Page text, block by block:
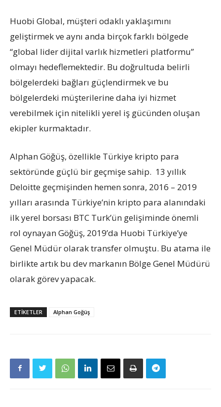
Huobi Global, müşteri odaklı yaklaşımını
geliştirmek ve aynı anda birçok farklı bölgede
“global lider dijital varlık hizmetleri platformu”
olmayı hedeflemektedir. Bu doğrultuda belirli
bölgelerdeki bağları güçlendirmek ve bu
bölgelerdeki müşterilerine daha iyi hizmet
verebilmek için nitelikli yerel iş gücünden oluşan
ekipler kurmaktadır.
Alphan Göğüş, özellikle Türkiye kripto para
sektöründe güçlü bir geçmişe sahip. 13 yıllık
Deloitte geçmişinden hemen sonra, 2016 – 2019
yılları arasında Türkiye’nin kripto para alanındaki
ilk yerel borsası BTC Turk’ün gelişiminde önemli
rol oynayan Göğüş, 2019’da Huobi Türkiye’ye
Genel Müdür olarak transfer olmuştu. Bu atama ile
birlikte artık bu dev markanın Bölge Genel Müdürü
olarak görev yapacak.
ETIKETLER Alphan Goğüş